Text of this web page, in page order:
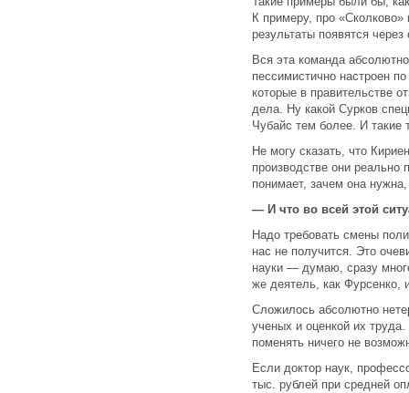
К примеру, про
результаты появятся
Вся эта команда
пессимистично настроен
которые в правительстве
дела. Ну какой Сурков
Чубайс тем более. И
Не могу сказать, что
производстве они
понимает, зачем она
— И что во всей этой
Надо требовать смены
нас не получится. Это
науки — думаю, сразу
же деятель, как Фурсенко,
Сложилось абсолютно
ученых и оценкой их
поменять ничего не
Если доктор наук,
тыс. рублей при средней